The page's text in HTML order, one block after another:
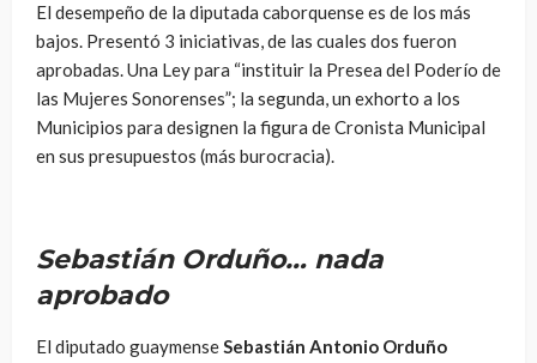
El desempeño de la diputada caborquense es de los más
bajos. Presentó 3 iniciativas, de las cuales dos fueron
aprobadas. Una Ley para “instituir la Presea del Poderío de
las Mujeres Sonorenses”; la segunda, un exhorto a los
Municipios para designen la figura de Cronista Municipal
en sus presupuestos (más burocracia).
Sebastián Orduño… nada
aprobado
El diputado guaymenseSebastián Antonio Orduño